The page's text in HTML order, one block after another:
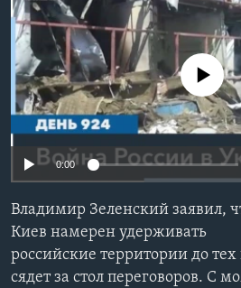
Learning English
СОЦИАЛЬНЫЕ СЕТИ
Языки
No media source
0:00
Владимир Зеленский заявил,
Киев намерен удерживать
российские территории до
сядет за стол переговоров. С